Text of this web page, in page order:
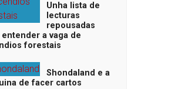
Unha lista de
lecturas
repousadas
entender a vaga de
forestais
Shondaland e a
de facer cartos